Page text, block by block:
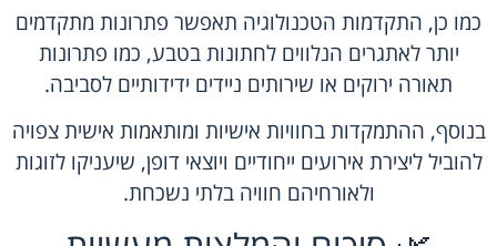
כמו כן, התקדמות הטכנולוגיה תאפשר פתרונות מתקדמים
יותר לאתגרים הנלווים לחתונות בטבע, כמו פתרונות
תאורה ירוקים או שירותים ניידים ידידותיים לסביבה.
בנוסף, ההתמקדות בחוויות אישיות ומותאמות אישית צפויה
להוביל ליצירת אירועים ייחודיים ויוצאי דופן, שיעניקו לזוגות
ולאורחיהם חוויה בלתי נשכחת.